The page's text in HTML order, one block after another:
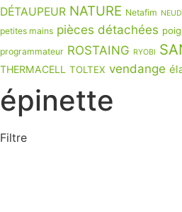
DÉTAUPEUR NATURE Netafim
petites mains pièces détachées
programmateur ROSTAING RYOBI
THERMACELL TOLTEX vendange
épinette
Filtre